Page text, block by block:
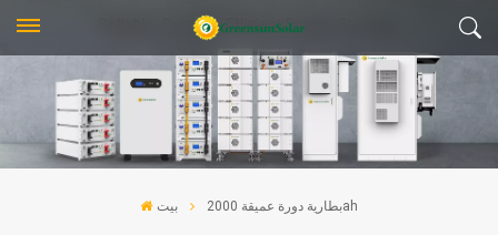
بيت بطارية دورة عميقة 2000ah